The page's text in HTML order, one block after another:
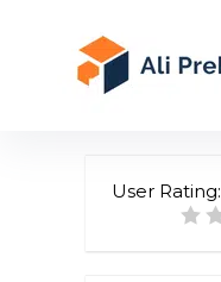
User Rating: